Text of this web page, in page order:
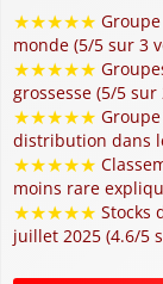
★★★★★
monde (5/5 sur 3
★★★★★
grossesse (5/5 sur
★★★★★
distribution dans
★★★★★
moins rare
★★★★★ Stocks
juillet 2025 (4.6/5